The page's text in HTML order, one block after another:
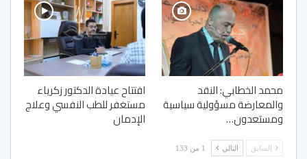
محمد الخطابي: النقد
والمعارضة مسؤولية سياسية
ومستعدون…
افتتاح عيادة الدكتور زكرياء
مستغفر للطب النفسي وعلاج
الإدمان
السابق التالي 1 من 133